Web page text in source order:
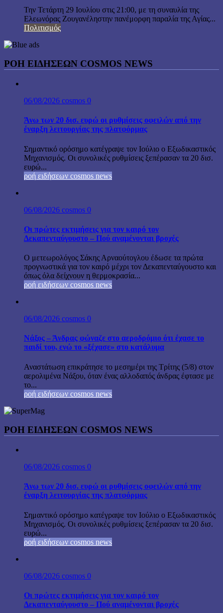
Την Τετάρτη 29 Ιουλίου στις 21:00, με τη συναυλία της
Ελεωνόρας Ζουγανέληστην πανέμορφη παραλία της Αγίας...
Πολιτισμός
ΡΟΗ ΕΙΔΗΣΕΩΝ COSMOS NEWS
06/08/2026 cosmos 0
Άνω των 20 δισ. ευρώ οι ρυθμίσεις οφειλών από την
έναρξη λειτουργίας της πλατφόρμας
Σημαντικό ορόσημο κατέγραψε τον Ιούλιο ο Εξωδικαστικός
Μηχανισμός. Οι συνολικές ρυθμίσεις ξεπέρασαν τα 20 δισ.
ευρώ...
ροή ειδήσεων cosmos news
06/08/2026 cosmos 0
Οι πρώτες εκτιμήσεις για τον καιρό τον
Δεκαπενταύγουστο – Πού αναμένονται βροχές
Ο μετεωρολόγος Σάκης Αρναούτογλου έδωσε τα πρώτα
προγνωστικά για τον καιρό μέχρι τον Δεκαπενταύγουστο και
όπως όλα δείχνουν η θερμοκρασία...
ροή ειδήσεων cosmos news
06/08/2026 cosmos 0
Νάξος – Άνδρας φώναζε στο αεροδρόμιο ότι έχασε το
παιδί του, ενώ το «ξέχασε» στο κατάλυμα
Αναστάτωση επικράτησε το μεσημέρι της Τρίτης (5/8) στον
αερολιμένα Νάξου, όταν ένας αλλοδαπός άνδρας έφτασε με
το...
ροή ειδήσεων cosmos news
ΡΟΉ ΕΙΔΉΣΕΩΝ COSMOS NEWS
06/08/2026 cosmos 0
Άνω των 20 δισ. ευρώ οι ρυθμίσεις οφειλών από την
έναρξη λειτουργίας της πλατφόρμας
Σημαντικό ορόσημο κατέγραψε τον Ιούλιο ο Εξωδικαστικός
Μηχανισμός. Οι συνολικές ρυθμίσεις ξεπέρασαν τα 20 δισ.
ευρώ...
ροή ειδήσεων cosmos news
06/08/2026 cosmos 0
Οι πρώτες εκτιμήσεις για τον καιρό τον
Δεκαπενταύγουστο – Πού αναμένονται βροχές